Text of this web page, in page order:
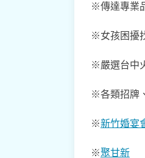
※傳達專業
※女孩困擾
※嚴選台中
※各類招牌
※新竹婚宴
※聚甘新